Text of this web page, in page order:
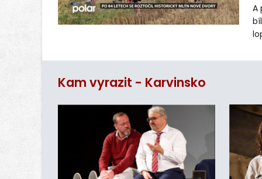
A
Kam vyrazit - Karvinsko